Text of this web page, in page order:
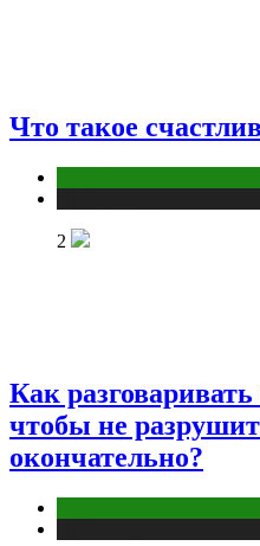
Что такое
2
Как
чтобы не
окончательно?